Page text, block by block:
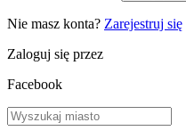
Nie masz konta? Zarejestruj się
Zaloguj się przez
Facebook